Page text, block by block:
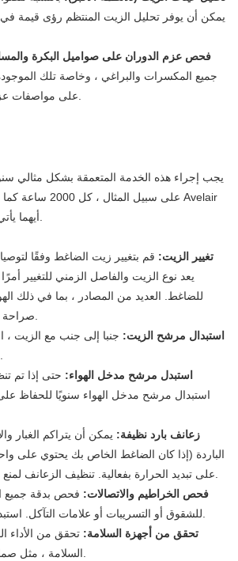
يمكن أن يوفر تحليل الزيت المنتظم رؤى قيمة
فحص عزم الدوران على صواميل البكرة
جميع المكسرات والبراغي ، وخاصة تلك
على مواصفات عزم الدوران الصحيحة.
يجب إجراء هذه الخدمة المتعمقة بشكل مثالي
في نتائج البحث) ، أيهما يأتي أولاً.
تغيير الزيت: قم بتغيير زيت الضاغط وفقًا
يعد نوع الزيت والفاصل الزمني للتغيير
للضاغط. العديد من المصادر ، بما في ذلك
صراحة بتغيير سنوي للزيوت.
استبدال مرشح الزيت: جنبا إلى جنب مع الزيت
لضمان تزييت الأمثل.
استبدل مرشح مدخل الهواء: حتى إذا تم
استبدال مرشح مدخل الهواء سنويًا للحفاظ على
زعانف بارد نظيفة: يمكن أن يتراكم الغبار
الباردة (إذا كان الضاغط الخاص بك يحتوي على
على تبديد الحرارة بفعالية. تنظيف الزعانف لمنع ارتفاع درجة الحرارة.
فحص الخراطيم والاتصالات: فحص بدقة جميع
للشقوق أو التسريبات أو علامات التآكل. استبدال أي مكونات تالفة.
تحقق من أجهزة السلامة:تحقق من الأداء
السلامة ، مثل صمامات تخفيف الضغط.